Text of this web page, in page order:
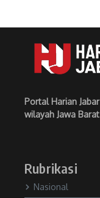
Portal Harian
wilayah Jawa Barat
Rubrikasi
Nasional